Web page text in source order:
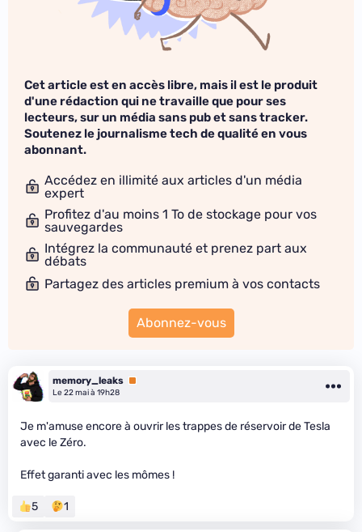
Cet article est en accès libre, mais il est le produit
d'une rédaction qui ne travaille que pour ses
lecteurs, sur un média sans pub et sans tracker.
Soutenez le journalisme tech de qualité en vous
abonnant.
Accédez en illimité aux articles d'un média
expert
Profitez d'au moins 1 To de stockage pour vos
sauvegardes
Intégrez la communauté et prenez part aux
débats
Partagez des articles premium à vos contacts
Abonnez-vous
memory_leaks Premium
Le 22 mai à 19h28
Je m'amuse encore à ouvrir les trappes de réservoir de Tesla
avec le Zéro.
Effet garanti avec les mômes !
5 1